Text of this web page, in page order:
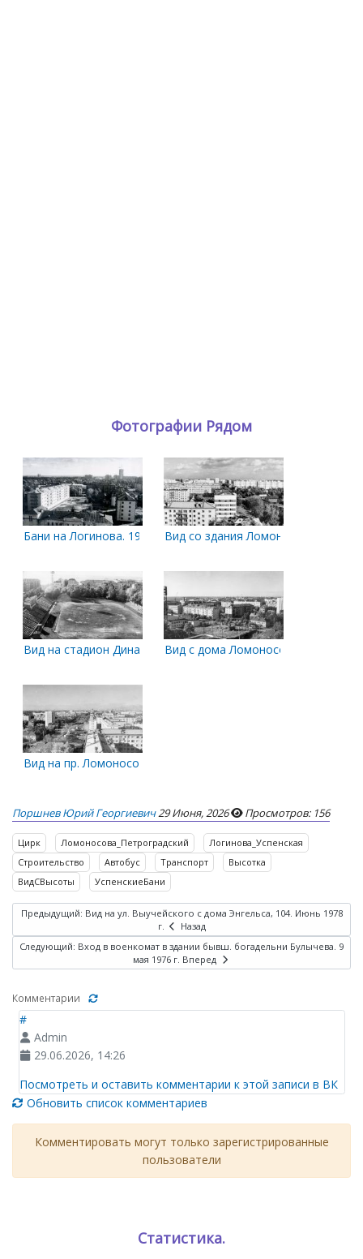
Фотографии Рядом
Бани на Логинова. 1970-е годыВид со здания Ломоносова, 206
Вид на стадион Динамо с дома Ломоносова, 206
Вид с дома Ломоносова, 206 в
Вид на пр. Ломоносова с дома 206
Поршнев Юрий Георгиевич 29 Июня, 2026 Просмотров: 156
Цирк Ломоносова_Петроградский
Логинова_Успенская
Строительство
Автобус Транспорт
Высотка
ВидСВысоты
УспенскиеБани
Предыдущий: Вид на ул. Выучейского с дома Энгельса, 104. Июнь 1978
г.
Назад
Следующий: Вход в военкомат в здании бывш. богадельни Булычева. 9
мая 1976 г. Вперед
Комментарии
#
Admin
29.06.2026, 14:26
Посмотреть и оставить комментарии к этой записи в ВК
Обновить список комментариев
Комментировать могут только зарегистрированные
пользователи
Статистика.